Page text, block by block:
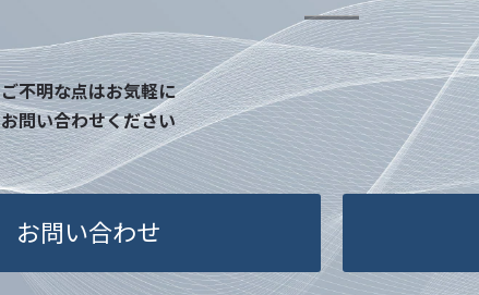
ご不明な点はお気軽に
お問い合わせください
お問い合わせ